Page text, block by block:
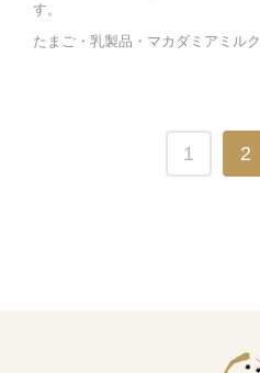
す。
たまご・乳製品・マカダミアミルク
1 2